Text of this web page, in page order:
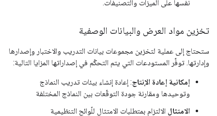
نفسها على الميزات والتصنيفات.
تخزين مواد العرض والبيانات الوصفية
ستحتاج إلى عملية لتخزين مجموعات بيانات التدريب والاختبار وإصدارها
وإدارتها. توفِّر المستودعات التي يتم التحكّم في إصداراتها المزايا التالية:
إمكانية إعادة الإنتاج: إعادة إنشاء بيئات تدريب النماذج
وتوحيدها ومقارنة جودة التوقّعات بين النماذج المختلفة
الامتثال الالتزام بمتطلبات الامتثال للّوائح التنظيمية